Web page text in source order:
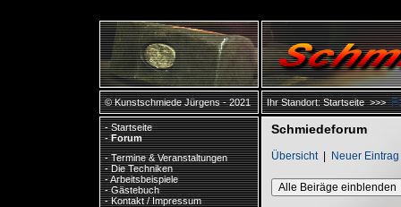
© Kunstschmiede Jürgens - 2021 Ihr Standort:Startseite>>>
-Startseite
-Forum
-Termine & Veranstaltungen
-Die Techniken
-Arbeitsbeispiele
-Gästebuch
-Kontakt / Impressum
Schmiedeforum
Übersicht| Neuer Eintrag
Alle Beiräge einblenden